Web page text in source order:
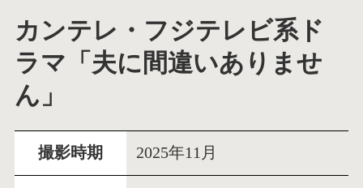
カンテレ・フジテレビ系ド
ラマ「夫に間違いありませ
ん」
撮影時期 2025年11月